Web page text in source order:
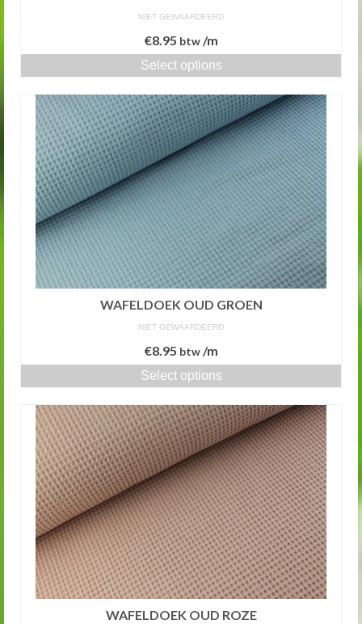
NIET GEWAARDEERD
€8.95 btw/m
Select options
WAFELDOEK OUD GROEN
NIET GEWAARDEERD
€8.95 btw/m
Select options
WAFELDOEK OUD ROZE